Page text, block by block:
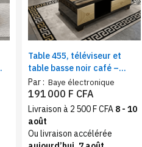
Table 455, téléviseur et
table basse noir café –
Ensemble salon moderne,
meuble TV avec table basse
assortie
Par : Baye électronique
191 000 F CFA
Livraison à 2 500 F CFA 8 - 10
août
Ou livraison accélérée